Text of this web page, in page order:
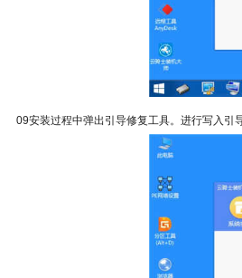
09安装过程中弹出引导修复工具。进行写入引